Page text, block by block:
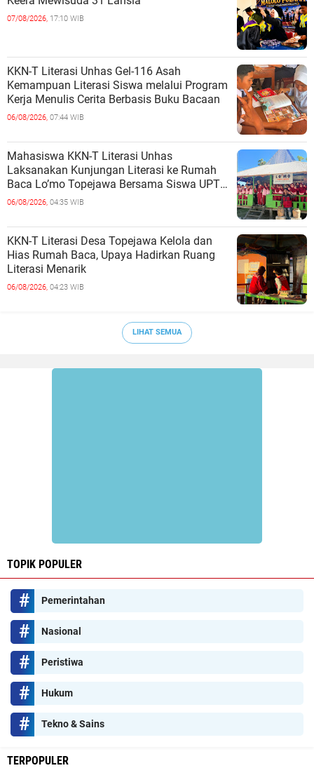
07/08/2026, 17:10 WIB
KKN-T Literasi Unhas Gel-116 Asah
Kemampuan Literasi Siswa melalui Program
Kerja Menulis Cerita Berbasis Buku Bacaan
06/08/2026, 07:44 WIB
Mahasiswa KKN-T Literasi Unhas
Laksanakan Kunjungan Literasi ke Rumah
Baca Lo’mo Topejawa Bersama Siswa UPT
SDN 66 Kajang
06/08/2026, 04:35 WIB
KKN-T Literasi Desa Topejawa Kelola dan
Hias Rumah Baca, Upaya Hadirkan Ruang
Literasi Menarik
06/08/2026, 04:23 WIB
LIHAT SEMUA
TOPIK POPULER
Pemerintahan
Nasional
Peristiwa
Hukum
Tekno & Sains
TERPOPULER